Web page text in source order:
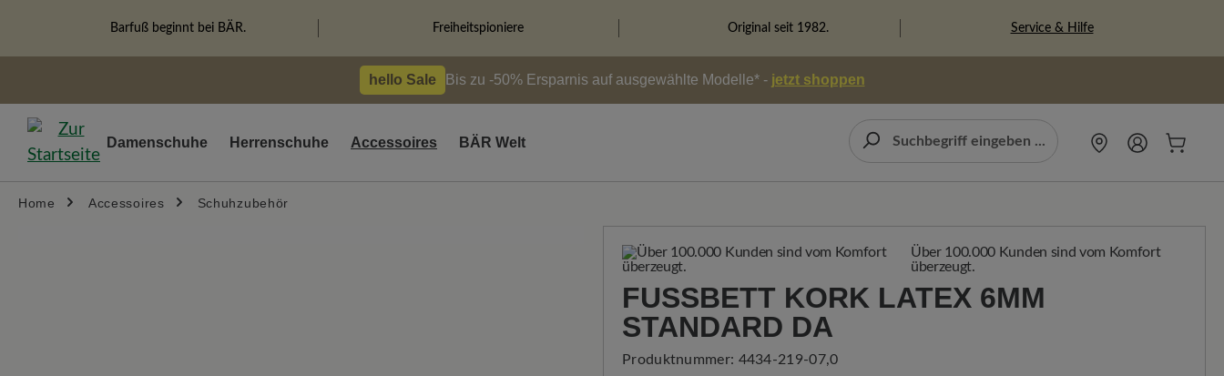
Zur Hauptnavigation springen
Barfuß beginnt bei BÄR. Freiheitspioniere Original seit 1982. Service & Hilfe
hello Sale Bis zu -50% Ersparnis auf ausgewählte Modelle* - jetzt shoppen
Damenschuhe Herrenschuhe Accessoires BÄR Welt
Home Accessoires Schuhzubehör
Über 100.000 Kunden sind vom Komfort
überzeugt.
FUSSBETT KORK LATEX 6MM S
TANDARD DA
Produktnummer: 4434-219-07,0